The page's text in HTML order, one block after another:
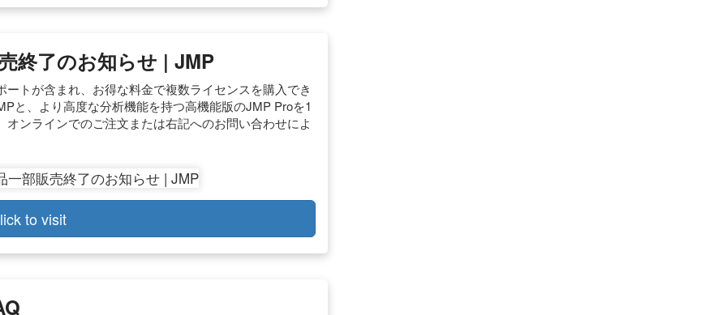
終了のお知らせ | JMP
トが含まれ、お得な料金で複数ライセンスを購入でき
と、より高度な分析機能を持つ高機能版のJMP Proを1
ンラインでのご注文または右記へのお問い合わせによ
to visit